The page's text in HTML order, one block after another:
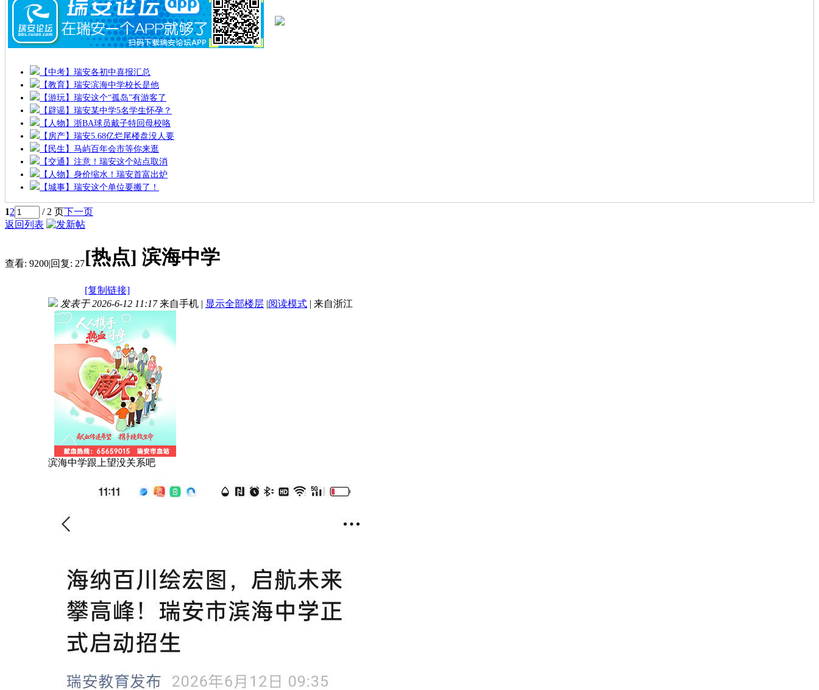
【中考】瑞安各初中喜报汇总
【教育】瑞安滨海中学校长是他
【游玩】瑞安这个“孤岛”有游客了
【辟谣】瑞安某中学5名学生怀孕？
【人物】浙BA球员戴子特回母校咯
【房产】瑞安5.68亿烂尾楼盘没人要
【民生】马屿百年会市等你来逛
【交通】注意！瑞安这个站点取消
【人物】身价缩水！瑞安首富出炉
【城事】瑞安这个单位要搬了！
12 / 2 页下一页
返回列表
查看: 9200|回复: 27[热点] 滨海中学
[复制链接]
发表于 2026-6-12 11:17 来自手机 | 显示全部楼层 |阅读模式 | 来自浙江
滨海中学跟上望没关系吧